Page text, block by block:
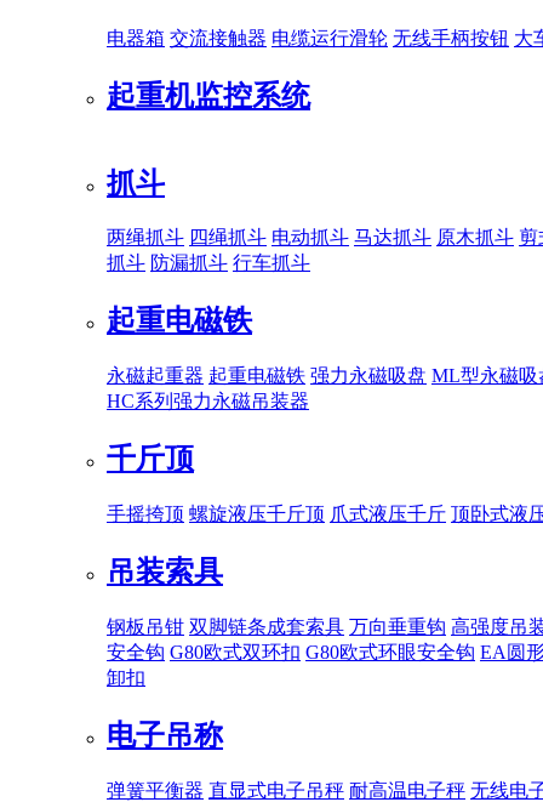
电器箱 交流接触器 电缆运行滑轮 无线手柄按钮 大
起重机监控系统
抓斗
两绳抓斗 四绳抓斗 电动抓斗 马达抓斗 原木抓斗 剪
抓斗 防漏抓斗 行车抓斗
起重电磁铁
永磁起重器 起重电磁铁 强力永磁吸盘 ML型永磁吸
HC系列强力永磁吊装器
千斤顶
手摇挎顶 螺旋液压千斤顶 爪式液压千斤 顶卧式液
吊装索具
钢板吊钳 双脚链条成套索具 万向垂重钩 高强度吊
安全钩 G80欧式双环扣 G80欧式环眼安全钩 EA圆
卸扣
电子吊称
弹簧平衡器 直显式电子吊秤 耐高温电子秤 无线电